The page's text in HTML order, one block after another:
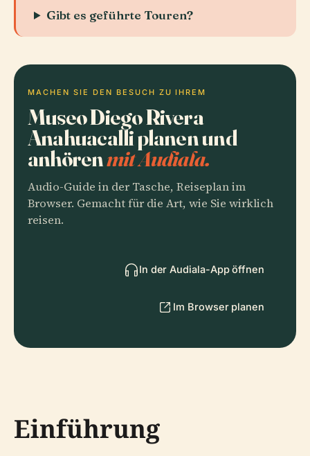
Gibt es geführte Touren?
MACHEN SIE DEN BESUCH ZU IHREM
Museo Diego Rivera
Anahuacalli planen und
anhörenmit Audiala.
Audio-Guide in der Tasche, Reiseplan im
Browser. Gemacht für die Art, wie Sie wirklich
reisen.
In der Audiala-App öffnen
Im Browser planen
Einführung